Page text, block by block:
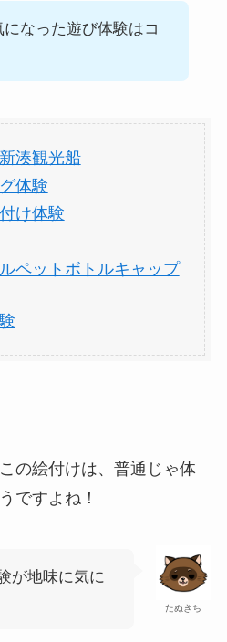
なった遊び体験はコ
湊観光船
体験
け体験
ペットボトルキャップ
の絵付けは、普通じゃ体
ですよね！
たぬきち
が地味に気に